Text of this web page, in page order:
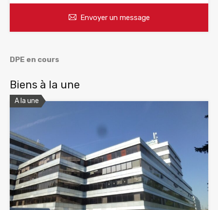
Envoyer un message
DPE en cours
Biens à la une
A la une